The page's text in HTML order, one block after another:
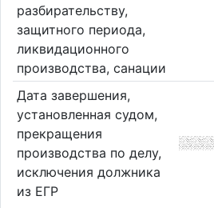
разбирательству,
защитного периода,
ликвидационного
производства, санации
Дата завершения,
установленная судом,
прекращения
производства по делу,
исключения должника
из ЕГР